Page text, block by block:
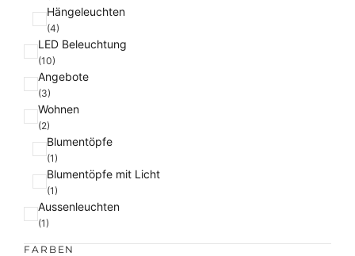
Hängeleuchten
(4)
LED Beleuchtung
(10)
Angebote
(3)
Wohnen
(2)
Blumentöpfe
(1)
Blumentöpfe mit Licht
(1)
Aussenleuchten
(1)
FARBEN